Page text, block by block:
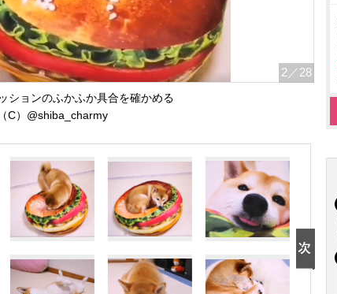
2 ／28
ションのふかふか具合を確かめる
C）@shiba_charmy